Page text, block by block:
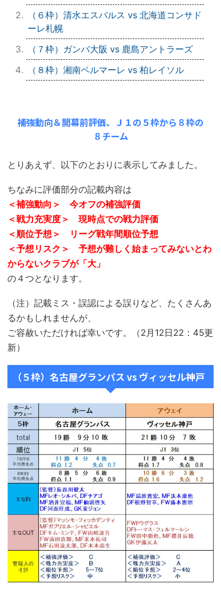
（６枠）清水エスパルス vs 北海道コンサド
ーレ札幌
（７枠）ガンバ大阪 vs 鹿島アントラーズ
（８枠）湘南ベルマーレ vs 柏レイソル
補強動向＆開幕前評価、Ｊ１の５枠から８枠の
８チーム
とりあえず、以下のとおりに表示してみました。
ちなみに評価部分の記載内容は
＜補強動向＞ 今オフの補強評価
＜戦力充実度＞ 現時点での戦力評価
＜順位予想＞ リーグ戦年間順位予想
＜予想リスク＞ 予想が難しく始まってみないとわ
からないクラブが「大」
の４つとなります。
（注）記載ミス・誤認による誤りなど、たくさんあ
るかもしれませんが、
ご容赦いただければ幸いです。（2月12日22：45更
新）
（５枠）名古屋グランパス vs ヴィッセル神戸